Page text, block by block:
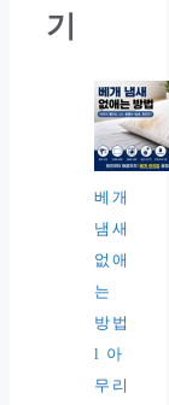
기
베개
냄새
없애
는
방법
l 아
무리